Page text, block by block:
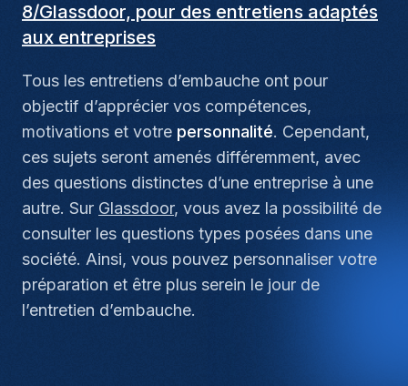
8/Glassdoor, pour des entretiens adaptés
aux entreprises
Tous les entretiens d’embauche ont pour
objectif d’apprécier vos compétences,
motivations et votre personnalité. Cependant,
ces sujets seront amenés différemment, avec
des questions distinctes d’une entreprise à une
autre. Sur Glassdoor, vous avez la possibilité de
consulter les questions types posées dans une
société. Ainsi, vous pouvez personnaliser votre
préparation et être plus serein le jour de
l’entretien d’embauche.